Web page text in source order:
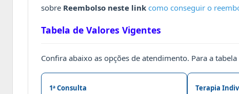
sobre Reembolso neste link como conseguir o
Tabela de Valores Vigentes
Confira abaixo as opções de atendimento. Para a tabela
1ª Consulta Terapia